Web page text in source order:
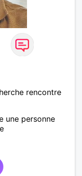
rencontre
une personne